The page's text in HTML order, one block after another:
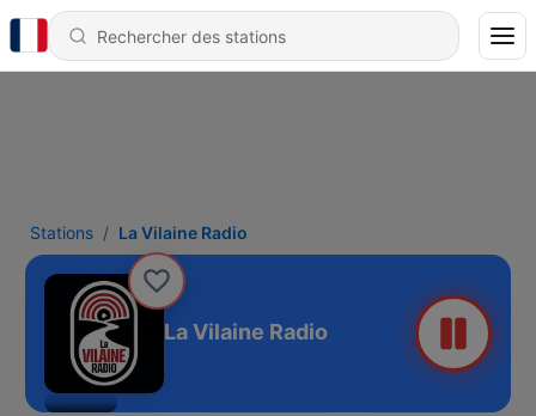
Stations La Vilaine Radio
La Vilaine Radio